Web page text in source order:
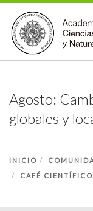
ACCIONES
PREMIOS
BIBLIOTECA
COMUNIDAD
Agosto:
globales y
INICIO
CAFÉ